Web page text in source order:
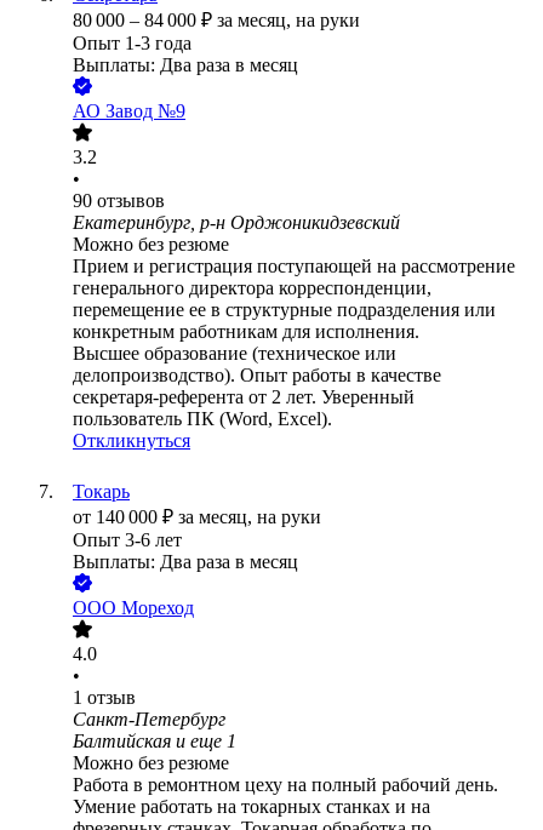
80 000 – 84 000 ₽ за месяц, на руки
Опыт 1-3 года
Выплаты: Два раза в месяц
АО Завод №9
3.2
•
90 отзывов
Екатеринбург, р-н Орджоникидзевский
Можно без резюме
Прием и регистрация поступающей на рассмотрение
генерального директора корреспонденции,
перемещение ее в структурные подразделения или
конкретным работникам для исполнения.
Высшее образование (техническое или
делопроизводство). Опыт работы в качестве
секретаря-референта от 2 лет. Уверенный
пользователь ПК (Word, Excel).
Откликнуться
Токарь
от 140 000 ₽ за месяц, на руки
Опыт 3-6 лет
Выплаты: Два раза в месяц
ООО Мореход
4.0
•
1 отзыв
Санкт-Петербург
Балтийская и еще 1
Можно без резюме
Работа в ремонтном цеху на полный рабочий день.
Умение работать на токарных станках и на